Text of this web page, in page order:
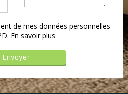
de mes données personnelles
En savoir plus